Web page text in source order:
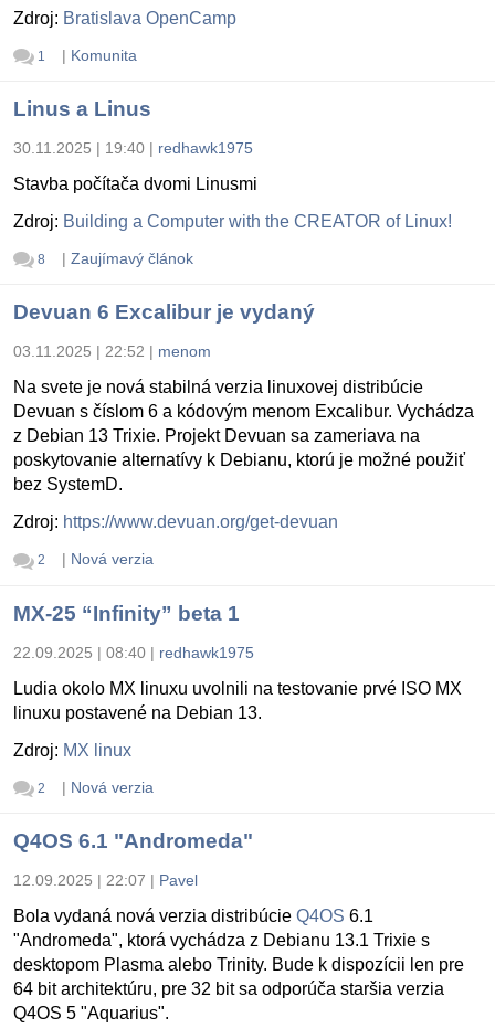
Zdroj: Bratislava OpenCamp
1 | Komunita
Linus a Linus
30.11.2025 | 19:40 | redhawk1975
Stavba počítača dvomi Linusmi
Zdroj: Building a Computer with the CREATOR of Linux!
8 | Zaujímavý článok
Devuan 6 Excalibur je vydaný
03.11.2025 | 22:52 | menom
Na svete je nová stabilná verzia linuxovej distribúcie
Devuan s číslom 6 a kódovým menom Excalibur. Vychádza
z Debian 13 Trixie. Projekt Devuan sa zameriava na
poskytovanie alternatívy k Debianu, ktorú je možné použiť
bez SystemD.
Zdroj: https://www.devuan.org/get-devuan
2 | Nová verzia
MX-25 “Infinity” beta 1
22.09.2025 | 08:40 | redhawk1975
Ludia okolo MX linuxu uvolnili na testovanie prvé ISO MX
linuxu postavené na Debian 13.
Zdroj: MX linux
2 | Nová verzia
Q4OS 6.1 "Andromeda"
12.09.2025 | 22:07 | Pavel
Bola vydaná nová verzia distribúcie Q4OS 6.1
"Andromeda", ktorá vychádza z Debianu 13.1 Trixie s
desktopom Plasma alebo Trinity. Bude k dispozícii len pre
64 bit architektúru, pre 32 bit sa odporúča staršia verzia
Q4OS 5 "Aquarius".